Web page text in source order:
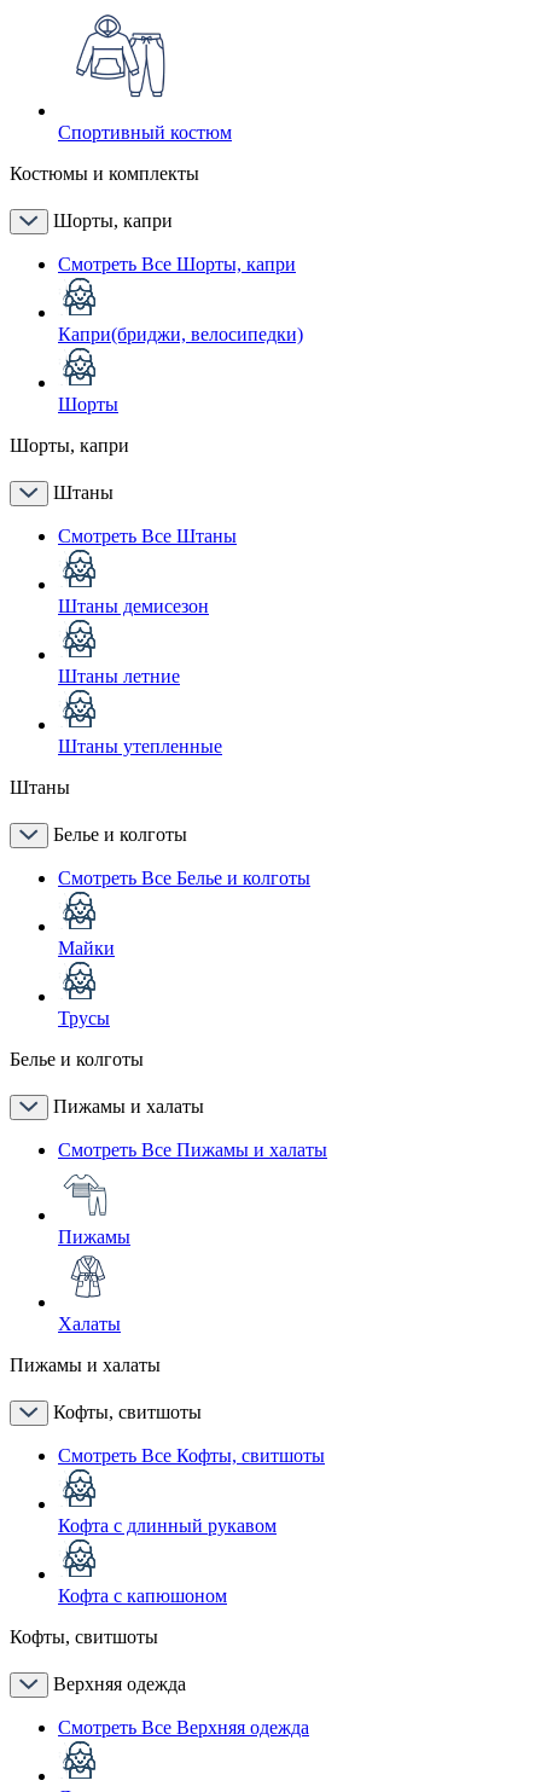
Спортивный костюм
Костюмы и комплекты
Шорты, капри
Смотреть Все Шорты, капри
Капри(бриджи, велосипедки)
Шорты
Шорты, капри
Штаны
Смотреть Все Штаны
Штаны демисезон
Штаны летние
Штаны утепленные
Штаны
Белье и колготы
Смотреть Все Белье и колготы
Майки
Трусы
Белье и колготы
Пижамы и халаты
Смотреть Все Пижамы и халаты
Пижамы
Халаты
Пижамы и халаты
Кофты, свитшоты
Смотреть Все Кофты, свитшоты
Кофта с длинный рукавом
Кофта с капюшоном
Кофты, свитшоты
Верхняя одежда
Смотреть Все Верхняя одежда